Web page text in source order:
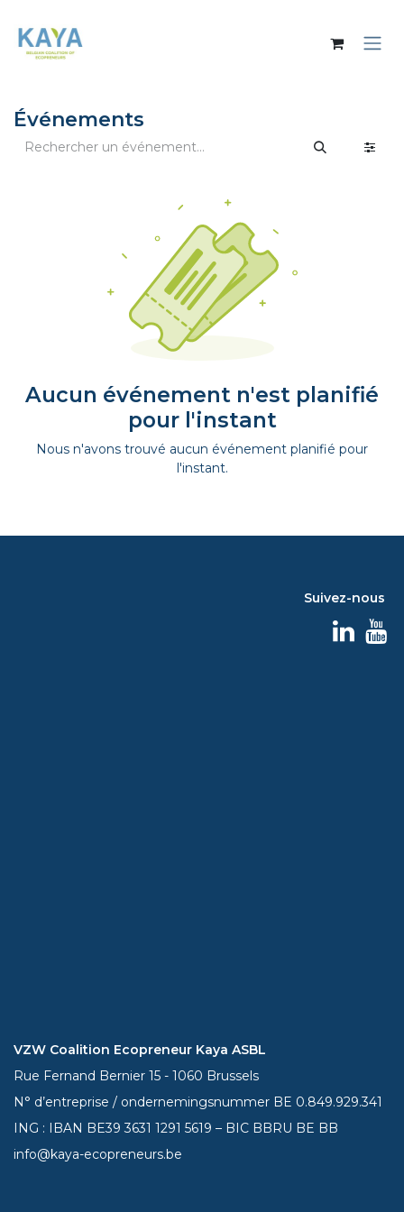
Événements
Aucun événement n'est planifié
pour l'instant
Nous n'avons trouvé aucun événement planifié pour
l'instant.
Suivez-nous
VZW Coalition Ecopreneur Kaya ASBL
Rue Fernand Bernier 15 - 1060 Brussels
N° d’entreprise / ondernemingsnummer BE 0.849.929.341
ING : IBAN BE393631 1291 5619 – BIC BBRU BE BB
info@kaya-ecopreneurs.be